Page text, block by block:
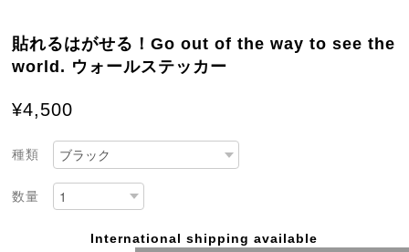
貼れるはがせる！Go out of the way to see the
world. ウォールステッカー
¥4,500
種類
数量
International shipping available